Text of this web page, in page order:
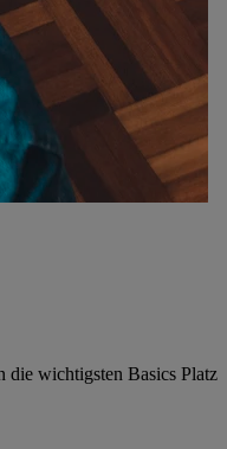
die wichtigsten Basics Platz